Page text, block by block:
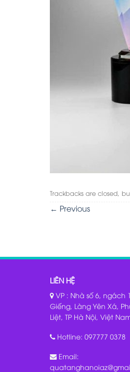
Trackbacks are closed,
← Previous
LIÊN HỆ
VP : Nhà số 6, ngách
Giếng, Làng Yên Xá,
Liệt, TP Hà Nội, Việt
Hotline: 097777 0378
Email: